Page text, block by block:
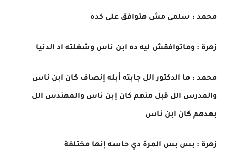
محمد : سلمى مش هتوافق على كده
زهرة : وماتوافقش ليه ده ابن ناس وشغلته اد الدنيا
محمد : ما الدكتور الل جابته أبله إنصاف كان ابن ناس
والمدرس الل قبل منهم كان إبن ناس والمهندس الل
بعدهم كان ابن ناس
زهرة : بس بس المرة دي حاسه إنها مختلفة